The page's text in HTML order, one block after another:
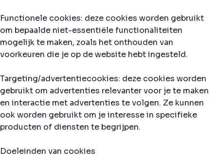
Functionele cookies: deze cookies worden gebruikt
om bepaalde niet-essentiële functionaliteiten
mogelijk te maken, zoals het onthouden van
voorkeuren die je op de website hebt ingesteld.
Targeting/advertentiecookies: deze cookies worden
gebruikt om advertenties relevanter voor je te maken
en interactie met advertenties te volgen. Ze kunnen
ook worden gebruikt om je interesse in specifieke
producten of diensten te begrijpen.
Doeleinden van cookies